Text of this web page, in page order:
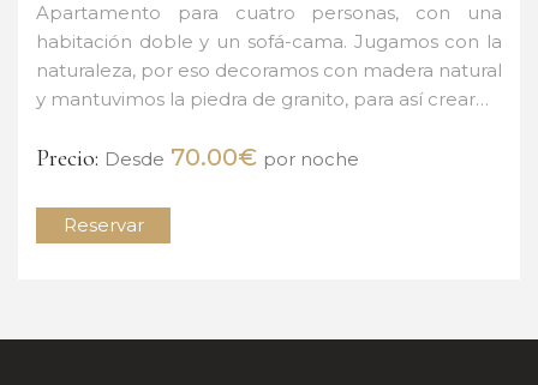
Apartamento para cuatro personas, con una
habitación doble y un sofá-cama. Jugamos con la
naturaleza, por eso decoramos con madera natural
y mantuvimos la piedra de granito, para así crear…
Precio: Desde 70.00€ por noche
Reservar